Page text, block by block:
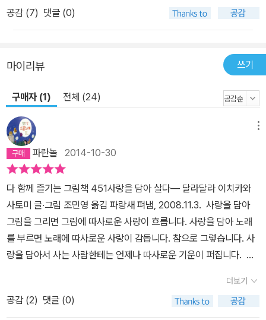
공감 (7) 댓글 (0)
마이리뷰 쓰기
구매자 (1) 전체 (24)
파란놀 2014-10-30
다 함께 즐기는 그림책 451사랑을 담아 살다― 달라달라 이치카와
사토미 글·그림 조민영 옮김 파랑새 펴냄, 2008.11.3. 사랑을 담아
그림을 그리면 그림에 따사로운 사랑이 흐릅니다. 사랑을 담아 노래
를 부르면 노래에 따사로운 사랑이 감돕니다. 참으로 그렇습니다. 사
랑을 담아서 사는 사람한테는 언제나 따사로운 기운이 퍼집니다. 남
하면, 남이 나한테 아무리 사랑을 주더라도 제대로 받아들이지 못합
니다. 나 스스로 먼저 오롯이 사랑일 때에, 남이 주는 사랑도 받고 내
더보기
공감 (2) 댓글 (0)